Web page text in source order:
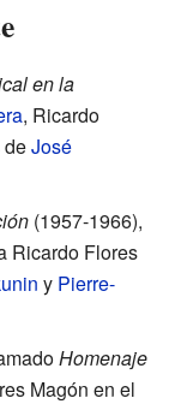
en la
, Ricardo
deJosé
(1957-1966),
Ricardo Flores
y Pierre-
Homenaje
Magón en el